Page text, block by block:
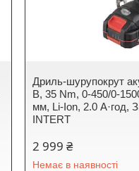
Дриль-шурупокрут
В, 35 Nm, 0-450/0-
мм, Li-Ion, 2.0 А·год,
INTERT
2 999 ₴
Немає в наявності